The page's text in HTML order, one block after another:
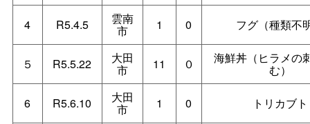
4 R5.4.5 雲南
市 1 0 フグ（種類不
５ R5.5.22 大田
市 11 ０ 海鮮丼（ヒラメの
む）
6 R5.6.10 大田
市 1 0 トリカブト